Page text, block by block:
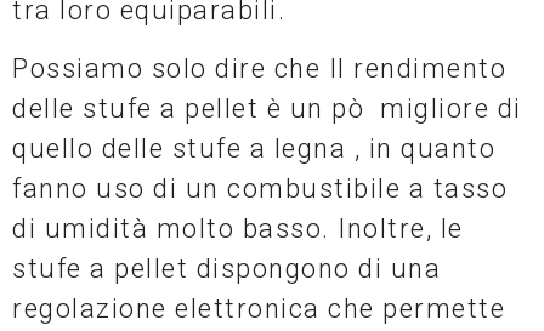
tra loro equiparabili.
Possiamo solo dire che Il rendimento
delle stufe a pellet è un pò migliore di
quello delle stufe a legna , in quanto
fanno uso di un combustibile a tasso
di umidità molto basso. Inoltre, le
stufe a pellet dispongono di una
regolazione elettronica che permette